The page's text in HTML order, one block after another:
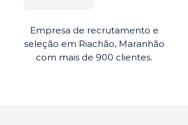
Empresa de recrutamento e
seleção em Riachão, Maranhão
com mais de 900 clientes.